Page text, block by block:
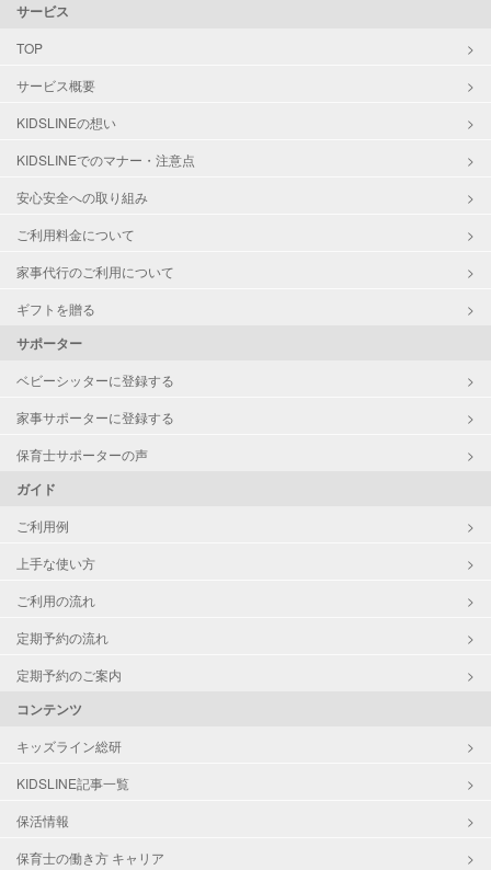
サービス
TOP
サービス概要
KIDSLINEの想い
KIDSLINEでのマナー・注意点
安心安全への取り組み
ご利用料金について
家事代行のご利用について
ギフトを贈る
サポーター
ベビーシッターに登録する
家事サポーターに登録する
保育士サポーターの声
ガイド
ご利用例
上手な使い方
ご利用の流れ
定期予約の流れ
定期予約のご案内
コンテンツ
キッズライン総研
KIDSLINE記事一覧
保活情報
保育士の働き方 キャリア